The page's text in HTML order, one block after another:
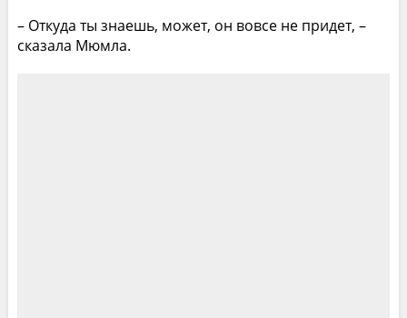
– Откуда ты знаешь, может, он вовсе не придет, –
сказала Мюмла.